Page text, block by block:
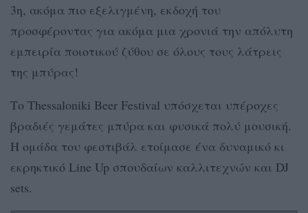
3η, ακόμα πιο εξελιγμένη, εκδοχή του
προσφέροντας για ακόμα μια χρονιά την απόλυτη
εμπειρία ποιοτικού ζύθου σε όλους τους λάτρεις
της μπύρας!
Tο Thessaloniki Beer Festival υπόσχεται υπέροχες
βραδιές γεμάτες μπύρα και φυσικά πολύ μουσική.
Η ομάδα του φεστιβάλ ετοίμασε ένα δυναμικό κι
εκρηκτικό Line Up σπουδαίων καλλιτεχνών και DJ
sets.